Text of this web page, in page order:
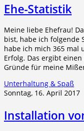
Ehe-Statistik
Meine liebe Ehefrau!
bist, habe ich folgende
habe ich mich 365 mal
Erfolg. Das ergibt
Gründe für meine
Unterhaltung & Spaß
Sonntag, 16. April 2017
Installation